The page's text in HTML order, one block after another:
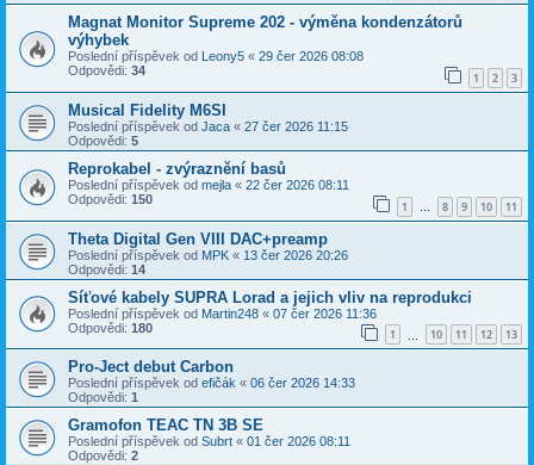
Magnat Monitor Supreme 202 - výměna kondenzátorů
výhybek
Poslední příspěvek od Leony5 « 29 čer 2026 08:08
Odpovědi: 34 1 2 3
Musical Fidelity M6SI
Poslední příspěvek od Jaca « 27 čer 2026 11:15
Odpovědi: 5
Reprokabel - zvýraznění basů
Poslední příspěvek od mejla « 22 čer 2026 08:11
Odpovědi: 150 1 … 8 9 10 11
Theta Digital Gen VIII DAC+preamp
Poslední příspěvek od MPK « 13 čer 2026 20:26
Odpovědi: 14
Síťové kabely SUPRA Lorad a jejich vliv na reprodukci
Poslední příspěvek od Martin248 « 07 čer 2026 11:36
Odpovědi: 180 1 10 11 12 13
Pro-Ject debut Carbon
Poslední příspěvek od efičák « 06 čer 2026 14:33
Odpovědi: 1
Gramofon TEAC TN 3B SE
Poslední příspěvek od Subrt « 01 čer 2026 08:11
Odpovědi: 2